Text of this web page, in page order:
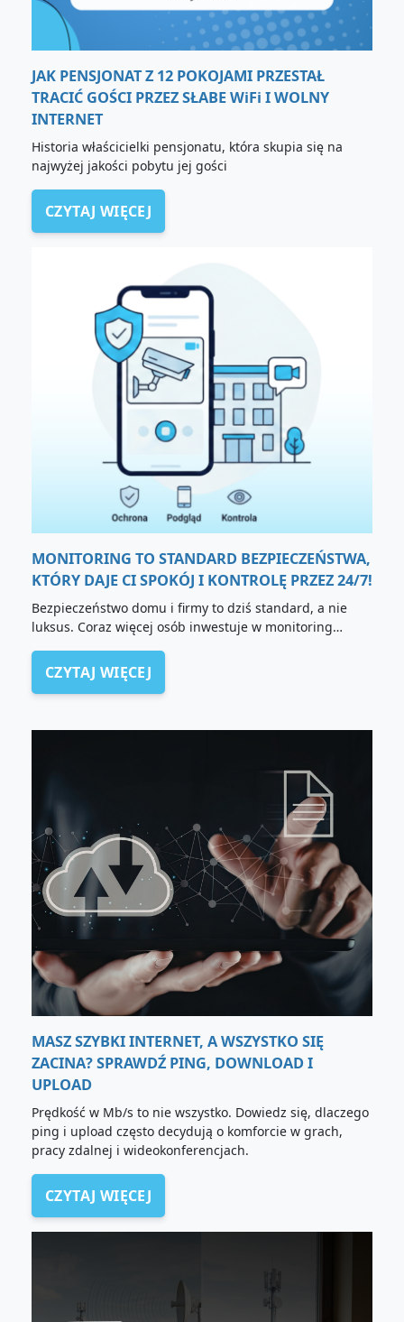
JAK PENSJONAT Z 12 POKOJAMI PRZESTAŁ
TRACIĆ GOŚCI PRZEZ SŁABE WiFi I WOLNY
INTERNET
Historia właścicielki pensjonatu, która skupia się na
najwyżej jakości pobytu jej gości
CZYTAJ WIĘCEJ
MONITORING TO STANDARD BEZPIECZEŃSTWA,
KTÓRY DAJE CI SPOKÓJ I KONTROLĘ PRZEZ 24/7!
Bezpieczeństwo domu i firmy to dziś standard, a nie
luksus. Coraz więcej osób inwestuje w monitoring…
CZYTAJ WIĘCEJ
MASZ SZYBKI INTERNET, A WSZYSTKO SIĘ
ZACINA? SPRAWDŹ PING, DOWNLOAD I
UPLOAD
Prędkość w Mb/s to nie wszystko. Dowiedz się, dlaczego
ping i upload często decydują o komforcie w grach,
pracy zdalnej i wideokonferencjach.
CZYTAJ WIĘCEJ